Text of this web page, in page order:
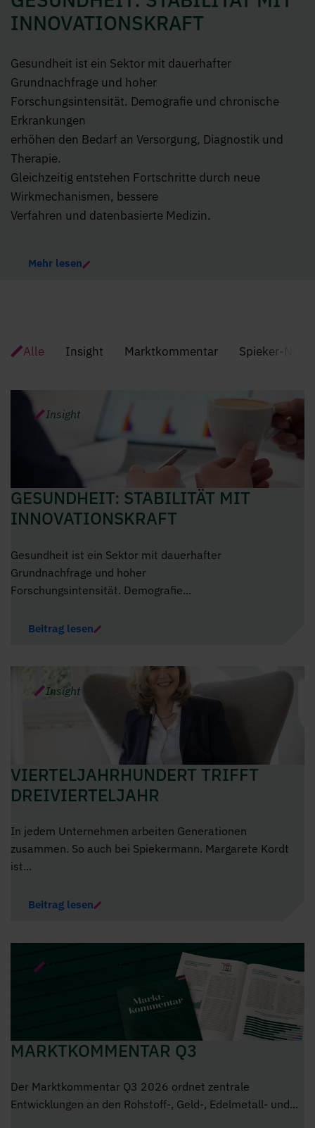
INNOVATIONSKRAFT
Gesundheit ist ein Sektor mit dauerhafter
Grundnachfrage und hoher
Forschungsintensität. Demografie und chronische
Erkrankungen
erhöhen den Bedarf an Versorgung, Diagnostik und
Therapie.
Gleichzeitig entstehen Fortschritte durch neue
Wirkmechanismen, bessere
Verfahren und datenbasierte Medizin.
Mehr lesen
Newsroom
Alle Insight Marktkommentar Spieker-News
Insight
GESUNDHEIT: STABILITÄT MIT
INNOVATIONSKRAFT
Gesundheit ist ein Sektor mit dauerhafter
Grundnachfrage und hoher
Forschungsintensität. Demografie...
Beitrag lesen
Insight
VIERTELJAHRHUNDERT TRIFFT
DREIVIERTELJAHR
In jedem Unternehmen arbeiten Generationen
zusammen. So auch bei Spiekermann. Margarete Kordt
ist...
Beitrag lesen
MARKTKOMMENTAR Q3
Der Marktkommentar Q3 2026 ordnet zentrale
Entwicklungen an den Rohstoff-, Geld-, Edelmetall- und...